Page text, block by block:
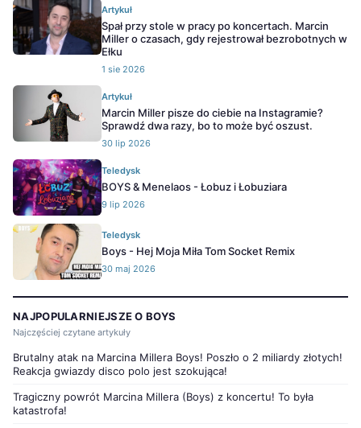
Artykuł
Spał przy stole w pracy po koncertach. Marcin
Miller o czasach, gdy rejestrował bezrobotnych w
Ełku
1 sie 2026
Artykuł
Marcin Miller pisze do ciebie na Instagramie?
Sprawdź dwa razy, bo to może być oszust.
30 lip 2026
Teledysk
BOYS & Menelaos - Łobuz i Łobuziara
9 lip 2026
Teledysk
Boys - Hej Moja Miła Tom Socket Remix
30 maj 2026
NAJPOPULARNIEJSZE O BOYS
Najczęściej czytane artykuły
Brutalny atak na Marcina Millera Boys! Poszło o 2 miliardy złotych!
Reakcja gwiazdy disco polo jest szokująca!
Tragiczny powrót Marcina Millera (Boys) z koncertu! To była
katastrofa!